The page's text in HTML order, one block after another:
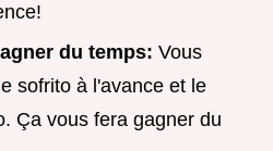
du temps: Vous
sofrito à l'avance et le
Ça vous fera gagner du